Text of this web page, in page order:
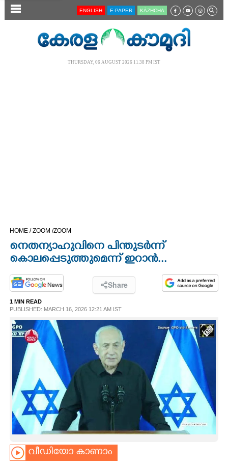
SECTIONS
LIFESTYLE
SPIRITUAL
INFO+
ART
ASTRO
ENGLISH E-PAPER KĀZHCHA
THURSDAY, 06 AUGUST 2026 11.38 PM IST
HOME /ZOOM /ZOOM
നെതന്യാഹുവിനെ പിന്തുടർന്ന്
കൊലപ്പെടുത്തുമെന്ന് ഇറാൻ...
Share
1 MIN READ
PUBLISHED: MARCH 16, 2026 12:21 AM IST
വീഡിയോ കാണാം